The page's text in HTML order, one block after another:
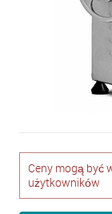
Ceny mogą być
użytkowników